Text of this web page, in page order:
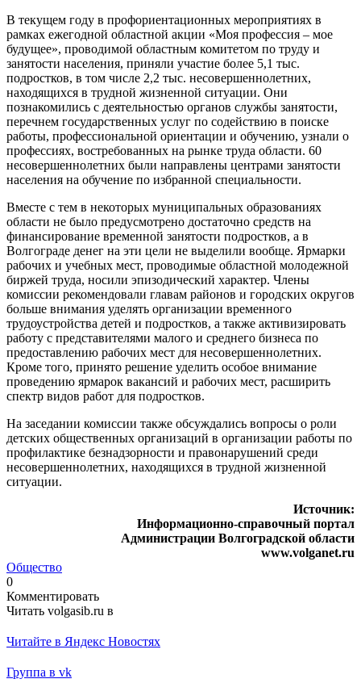
В текущем году в профориентационных мероприятиях в
рамках ежегодной областной акции «Моя профессия – мое
будущее», проводимой областным комитетом по труду и
занятости населения, приняли участие более 5,1 тыс.
подростков, в том числе 2,2 тыс. несовершеннолетних,
находящихся в трудной жизненной ситуации. Они
познакомились с деятельностью органов службы занятости,
перечнем государственных услуг по содействию в поиске
работы, профессиональной ориентации и обучению, узнали о
профессиях, востребованных на рынке труда области. 60
несовершеннолетних были направлены центрами занятости
населения на обучение по избранной специальности.
Вместе с тем в некоторых муниципальных образованиях
области не было предусмотрено достаточно средств на
финансирование временной занятости подростков, а в
Волгограде денег на эти цели не выделили вообще. Ярмарки
рабочих и учебных мест, проводимые областной молодежной
биржей труда, носили эпизодический характер. Члены
комиссии рекомендовали главам районов и городских округов
больше внимания уделять организации временного
трудоустройства детей и подростков, а также активизировать
работу с представителями малого и среднего бизнеса по
предоставлению рабочих мест для несовершеннолетних.
Кроме того, принято решение уделить особое внимание
проведению ярмарок вакансий и рабочих мест, расширить
спектр видов работ для подростков.
На заседании комиссии также обсуждались вопросы о роли
детских общественных организаций в организации работы по
профилактике безнадзорности и правонарушений среди
несовершеннолетних, находящихся в трудной жизненной
ситуации.
Источник:
Информационно-справочный портал
Администрации Волгоградской области
www.volganet.ru
Общество
0
Комментировать
Читать volgasib.ru в
Читайте в Яндекс Новостях
Группа в vk